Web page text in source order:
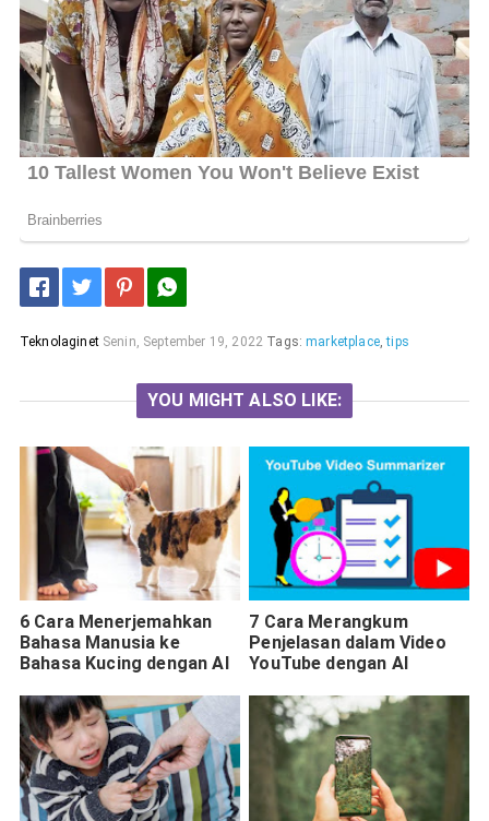
Teknolaginet Senin, September 19, 2022 Tags:marketplace,tips
YOU MIGHT ALSO LIKE:
6 Cara Menerjemahkan
Bahasa Manusia ke
Bahasa Kucing dengan AI
7 Cara Merangkum
Penjelasan dalam Video
YouTube dengan AI